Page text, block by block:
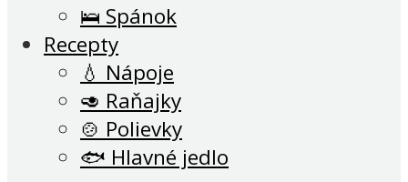
🛌 Spánok
Recepty
💧 Nápoje
🥑 Raňajky
🍲 Polievky
🐟 Hlavné jedlo